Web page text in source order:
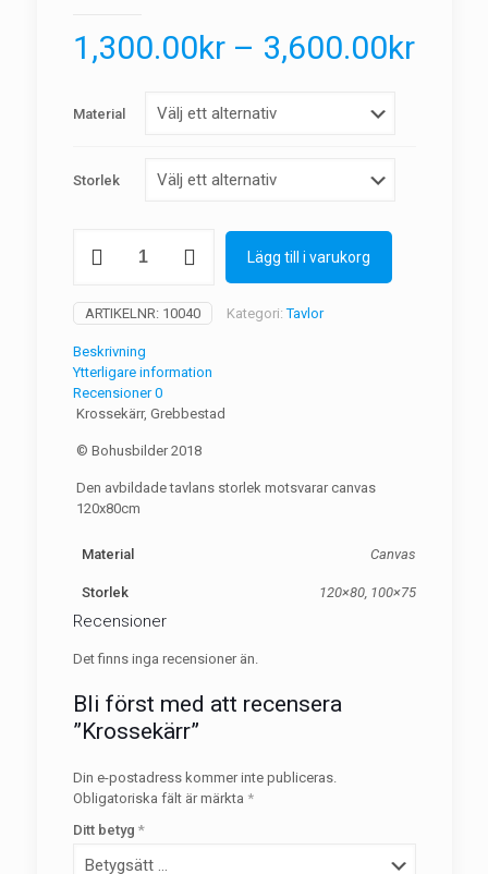
1,300.00kr– 3,600.00kr
Material
Storlek
Lägg till i varukorg
ARTIKELNR: 10040 Kategori:Tavlor
Beskrivning
Ytterligare information
Recensioner0
Krossekärr, Grebbestad
© Bohusbilder 2018
Den avbildade tavlans storlek motsvarar canvas
120x80cm
Material Canvas
Storlek 120×80, 100×75
Recensioner
Det finns inga recensioner än.
Bli först med att recensera
”Krossekärr”
Din e-postadress kommer inte publiceras.
Obligatoriska fält är märkta *
Ditt betyg *